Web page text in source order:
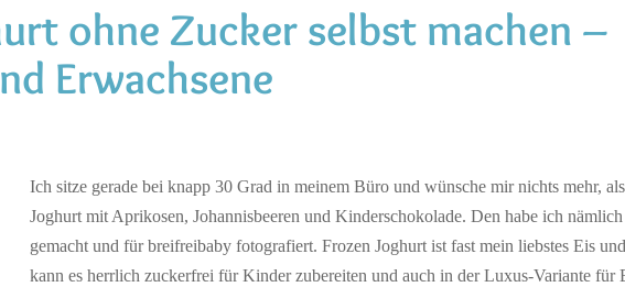
ohne Zucker selbst machen –
Erwachsene
Ich sitze gerade bei knapp 30 Grad in meinem Büro und wünsche mir nichts mehr,
Joghurt mit Aprikosen, Johannisbeeren und Kinderschokolade. Den habe ich
gemacht und für breifreibaby fotografiert. Frozen Joghurt ist fast mein liebstes Eis
kann es herrlich zuckerfrei für Kinder zubereiten und auch in der Luxus-Variante für